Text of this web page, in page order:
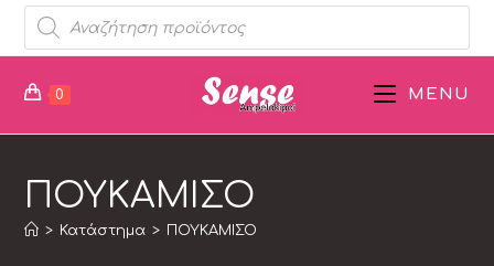
0 MENU
ΠΟΥΚΑΜΙΣΟ
> Κατάστημα > ΠΟΥΚΑΜΙΣΟ